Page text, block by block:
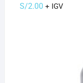
S/2.00 + IGV